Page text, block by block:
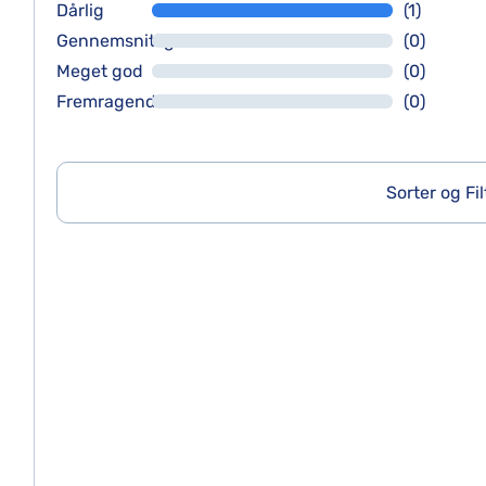
Dårlig
(1)
Gennemsnitlig
(0)
Meget god
(0)
Fremragende
(0)
Sorter og